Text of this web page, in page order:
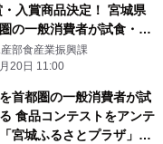
入賞商品決定！ 宮城県
の一般消費者が試食・投
ンテスト
部食産業振興課
20日 11:00
首都圏の一般消費者が試
食品コンテストをアンテ
宮城ふるさとプラザ」で